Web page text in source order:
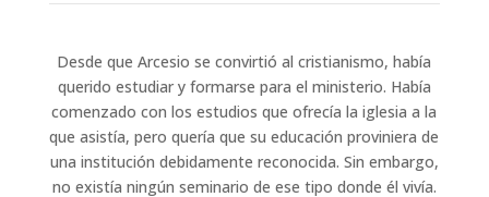
Desde que Arcesio se convirtió al cristianismo, había
querido estudiar y formarse para el ministerio. Había
comenzado con los estudios que ofrecía la iglesia a la
que asistía, pero quería que su educación proviniera de
una institución debidamente reconocida. Sin embargo,
no existía ningún seminario de ese tipo donde él vivía.